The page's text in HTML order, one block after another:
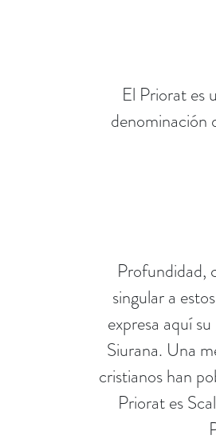
El Priorat es
denominación
Profundidad,
singular a
expresa aquí
Siurana. Una
cristianos han
Priorat es